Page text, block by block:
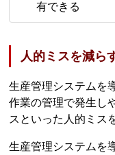
有できる
人的ミスを減ら
生産管理システムを
作業の管理で発生し
スといった人的ミス
生産管理システムを